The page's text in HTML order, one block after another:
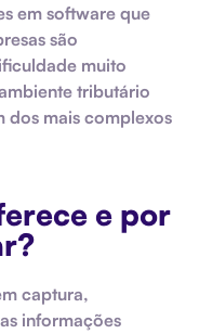
em software que
são
muito
tributário
dos mais complexos
e por
captura,
informações